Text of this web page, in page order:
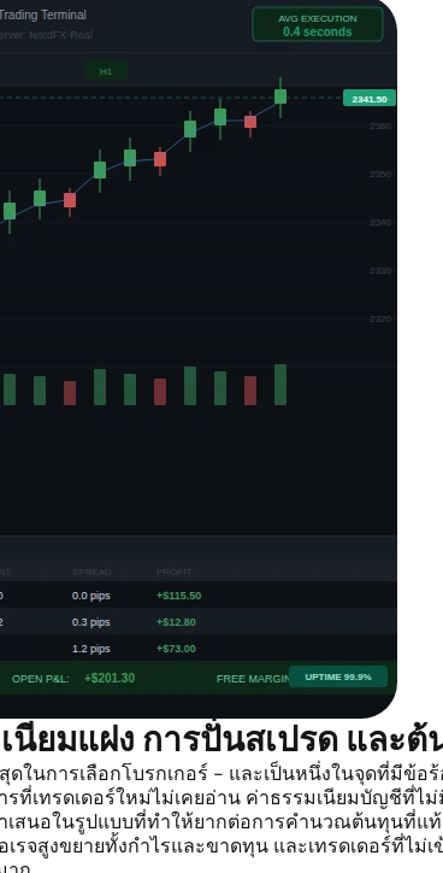
นียมแฝง การปั่นสเปรด และ
ในการเลือกโบรกเกอร์ - และเป็นหนึ่งในจุดที่มีข้
เทรดเดอร์ใหม่ไม่เคยอ่าน ค่าธรรมเนียมบัญชีที่ไ
สนอในรูปแบบที่ทำให้ยากต่อการคำนวณต้นทุนที่แท้
เรจสูงขยายทั้งกำไรและขาดทุน และเทรดเดอร์ที่